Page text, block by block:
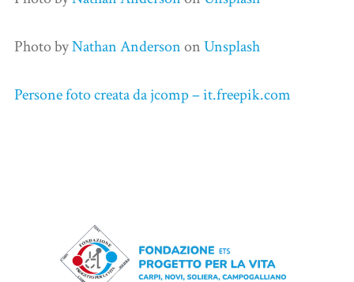
Photo byNathan AndersononUnsplash
Persone foto creata da jcomp – it.freepik.com